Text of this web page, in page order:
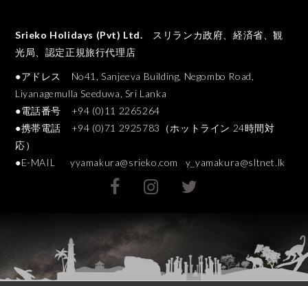
Srieko Holidays (Pvt) Ltd. スリランカ政府、経済省、観
光局、認定正規旅行代理店
●アドレス No41, Sanjeeva Building, Negombo Road,
Liyanagemulla Seeduwa, Sri Lanka
●電話番号 +94 (0)11 2265264
●携帯電話 +94 (0)71 2925783（ホットライン 24時間対
応）
●E-MAIL yyamakura@srieko.com y_yamakura@sltnet.lk